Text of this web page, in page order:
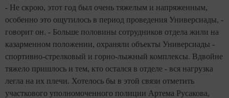
- Не скрою, этот год был очень тяжелым и напряженным,
особенно это ощутилось в период проведения Универсиады, -
говорит он. - Больше половины сотрудников отдела жили на
казарменном положении, охраняли объекты Универсиады -
спортивно-стрелковый и горно-лыжный комплексы. Вдвойне
тяжело пришлось и тем, кто остался в отделе - вся нагрузка
легла на их плечи. Хотелось бы в этой связи отметить
участкового уполномоченного полиции Артема Русакова,